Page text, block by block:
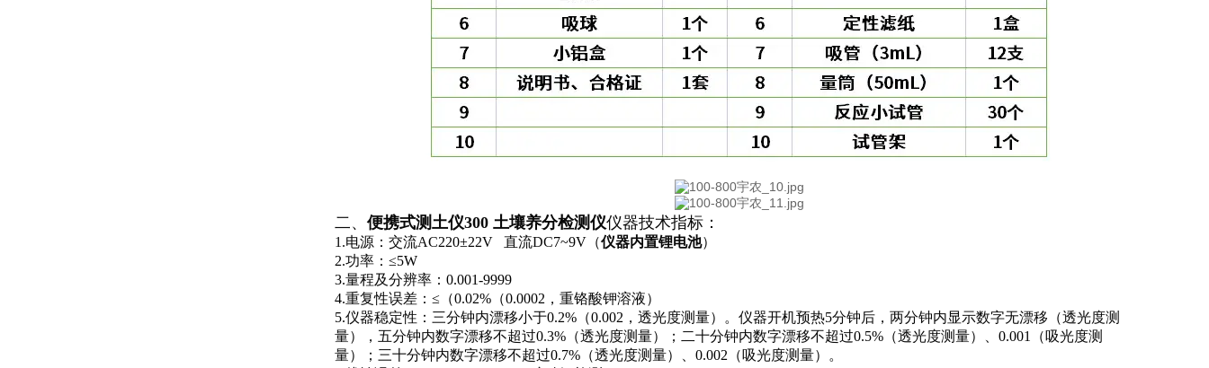
二、 便携式测土仪300 土壤养分检测仪仪器技术指标：
1.电源：交流AC220±22V 直流DC7~9V （仪器内置锂电池）
2.功率： ≤5W
3.量程及分辨率： 0.001-9999
4.重复性误差： ≤（0.02% （0.0002 ，重铬酸钾溶液）
5.仪器稳定性：三分钟内漂移小于0.2% （0.002 ，透光度测量）。仪器开机预热5分钟后，两分钟内显示数字无漂移（透光度测
量），五分钟内数字漂移不超过0.3% （透光度测量）；二十分钟内数字漂移不超过0.5% （透光度测量）、 0.001
（吸光度测
量）；三十分钟内数字漂移不超过0.7% （透光度测量）、 0.002 （吸光度测量）。